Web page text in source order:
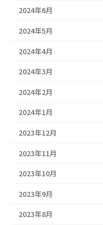
2024年6月
2024年5月
2024年4月
2024年3月
2024年2月
2024年1月
2023年12月
2023年11月
2023年10月
2023年9月
2023年8月